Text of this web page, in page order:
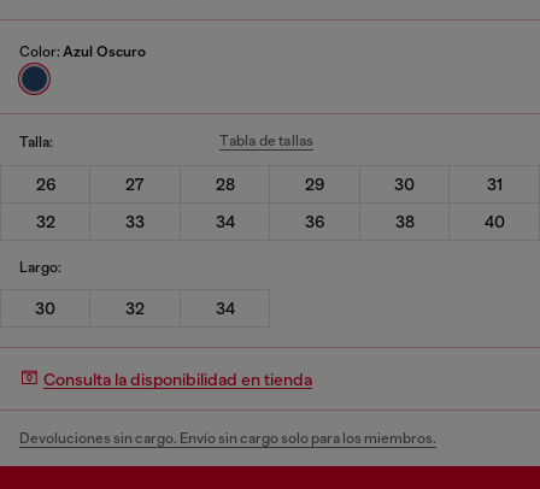
Color: Azul Oscuro
Talla: Tabla de tallas
26 27 28 29 30
31
32
33 34 36 38 40
Largo:
30 32 34
Consulta la disponibilidad en tienda
Devoluciones sin cargo. Envío sin cargo solo para los miembros.